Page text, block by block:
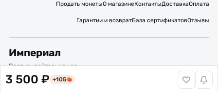
3 500 ₽ +105
Продать монетыО магазинеКонтактыДоставкаОплата
Гарантии и возвратБаза сертификатовОтзывы
Империал
Подписывайтесь на нас:
Вакансии